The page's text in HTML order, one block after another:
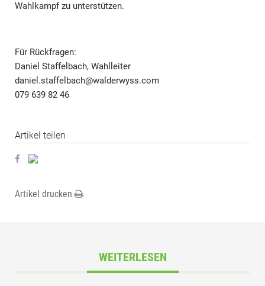
Wahlkampf zu unterstützen.
Für Rückfragen:
Daniel Staffelbach, Wahlleiter
daniel.staffelbach@walderwyss.com
079 639 82 46
Artikel teilen
Artikel drucken
WEITERLESEN